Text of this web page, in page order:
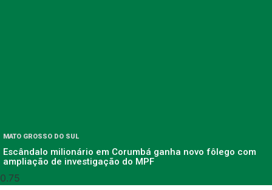
MATO GROSSO DO SUL
Escândalo milionário em Corumbá ganha novo fôlego com
ampliação de investigação do MPF